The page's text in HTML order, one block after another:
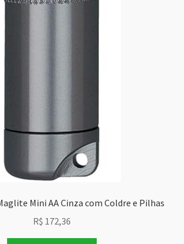
Mini AA Cinza com Coldre e Pilhas
R$ 172,36